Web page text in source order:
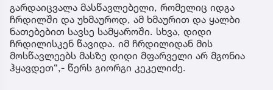
გარდაიცვალა მასწავლებელი, რომელიც იდგა
ჩრდილში და უხმაუროდ, ამ ხმაურით და ყალბი
ნათებებით სავსე სამყაროში. სხვა, დიდი
ჩრდილისკენ წავიდა. იმ ჩრდილიდან მის
მოსწავლეებს მასზე დიდი მფარველი არ მგონია
ჰყავდეთ“,- წერს გიორგი კეკელიძე.